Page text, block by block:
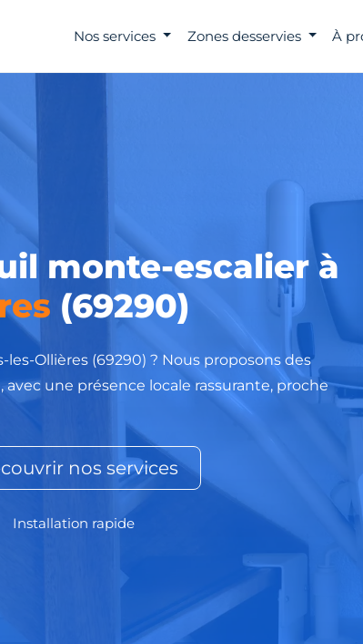
Nos services Zones desservies À
monte-escalier à
(69290)
Ollières (69290) ? Nous proposons des
une présence locale rassurante, proche
nos services
Installation rapide